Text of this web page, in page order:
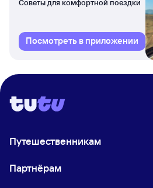
Советы для комфортной поездки
Посмотреть в приложении
Путешественникам
Партнёрам